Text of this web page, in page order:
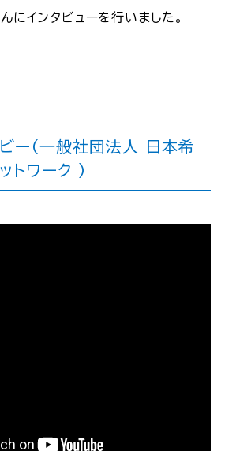
にインタビューを行いました。
ー（一般社団法人 日本希
トワーク ）